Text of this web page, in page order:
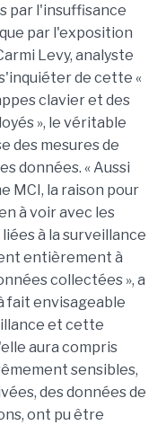
par l'insuffisance
par l'exposition
Levy, analyste
de cette «
clavier et des
», le véritable
des mesures de
données. « Aussi
MCI, la raison pour
à voir avec les
à la surveillance
entièrement à
collectées », a
fait envisageable
et cette
aura compris
sensibles,
des données de
ont pu être